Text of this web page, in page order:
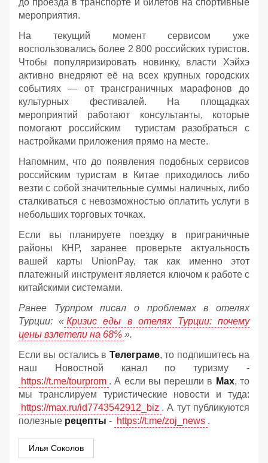
мероприятия.
На текущий момент сервисом уже
воспользовались более 2 800 российских туристов.
Чтобы популяризировать новинку, власти Хэйхэ
активно внедряют её на всех крупных городских
событиях — от трансграничных марафонов до
культурных фестивалей. На площадках
мероприятий работают консультанты, которые
помогают российским туристам разобраться с
настройками приложения прямо на месте.
Напомним, что до появления подобных сервисов
российским туристам в Китае приходилось либо
везти с собой значительные суммы наличных, либо
сталкиваться с невозможностью оплатить услуги в
небольших торговых точках.
Если вы планируете поездку в приграничные
районы КНР, заранее проверьте актуальность
вашей карты UnionPay, так как именно этот
платежный инструмент является ключом к работе с
китайскими системами.
Ранее Турпром писал о проблемах в отелях
Турции: « Кризис еды в отелях Турции: почему
цены взлетели на 68% ».
Если вы остались в Телеграме, то подпишитесь на
наш Новостной канал по туризму -
https://t.me/tourprom . А если вы перешли в Мах, то
мы транслируем туристические новости и туда:
https://max.ru/id7743542912_biz . А тут публикуются
полезные рецепты - https://t.me/zoj_news .
Илья Соколов